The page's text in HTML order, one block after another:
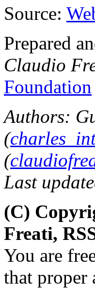
Source:
Prepared
Claudio
Foundation
Authors:
(
(
Last
(C)
Freati,
You are
that proper